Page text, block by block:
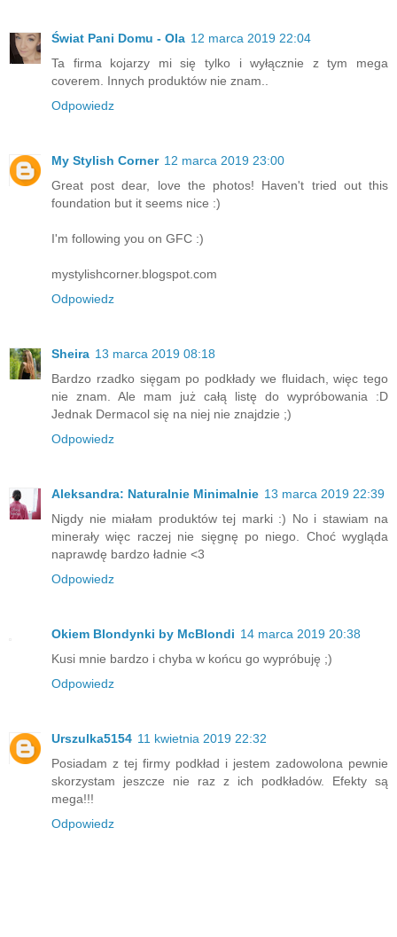
Świat Pani Domu - Ola 12 marca 2019 22:04
Ta firma kojarzy mi się tylko i wyłącznie z tym mega
coverem. Innych produktów nie znam..
Odpowiedz
My Stylish Corner 12 marca 2019 23:00
Great post dear, love the photos! Haven't tried out this
foundation but it seems nice :)
I'm following you on GFC :)
mystylishcorner.blogspot.com
Odpowiedz
Sheira 13 marca 2019 08:18
Bardzo rzadko sięgam po podkłady we fluidach, więc tego
nie znam. Ale mam już całą listę do wypróbowania :D
Jednak Dermacol się na niej nie znajdzie ;)
Odpowiedz
Aleksandra: Naturalnie Minimalnie 13 marca 2019 22:39
Nigdy nie miałam produktów tej marki :) No i stawiam na
minerały więc raczej nie sięgnę po niego. Choć wygląda
naprawdę bardzo ładnie <3
Odpowiedz
Okiem Blondynki by McBlondi 14 marca 2019 20:38
Kusi mnie bardzo i chyba w końcu go wypróbuję ;)
Odpowiedz
Urszulka5154 11 kwietnia 2019 22:32
Posiadam z tej firmy podkład i jestem zadowolona pewnie
skorzystam jeszcze nie raz z ich podkładów. Efekty są
mega!!!
Odpowiedz